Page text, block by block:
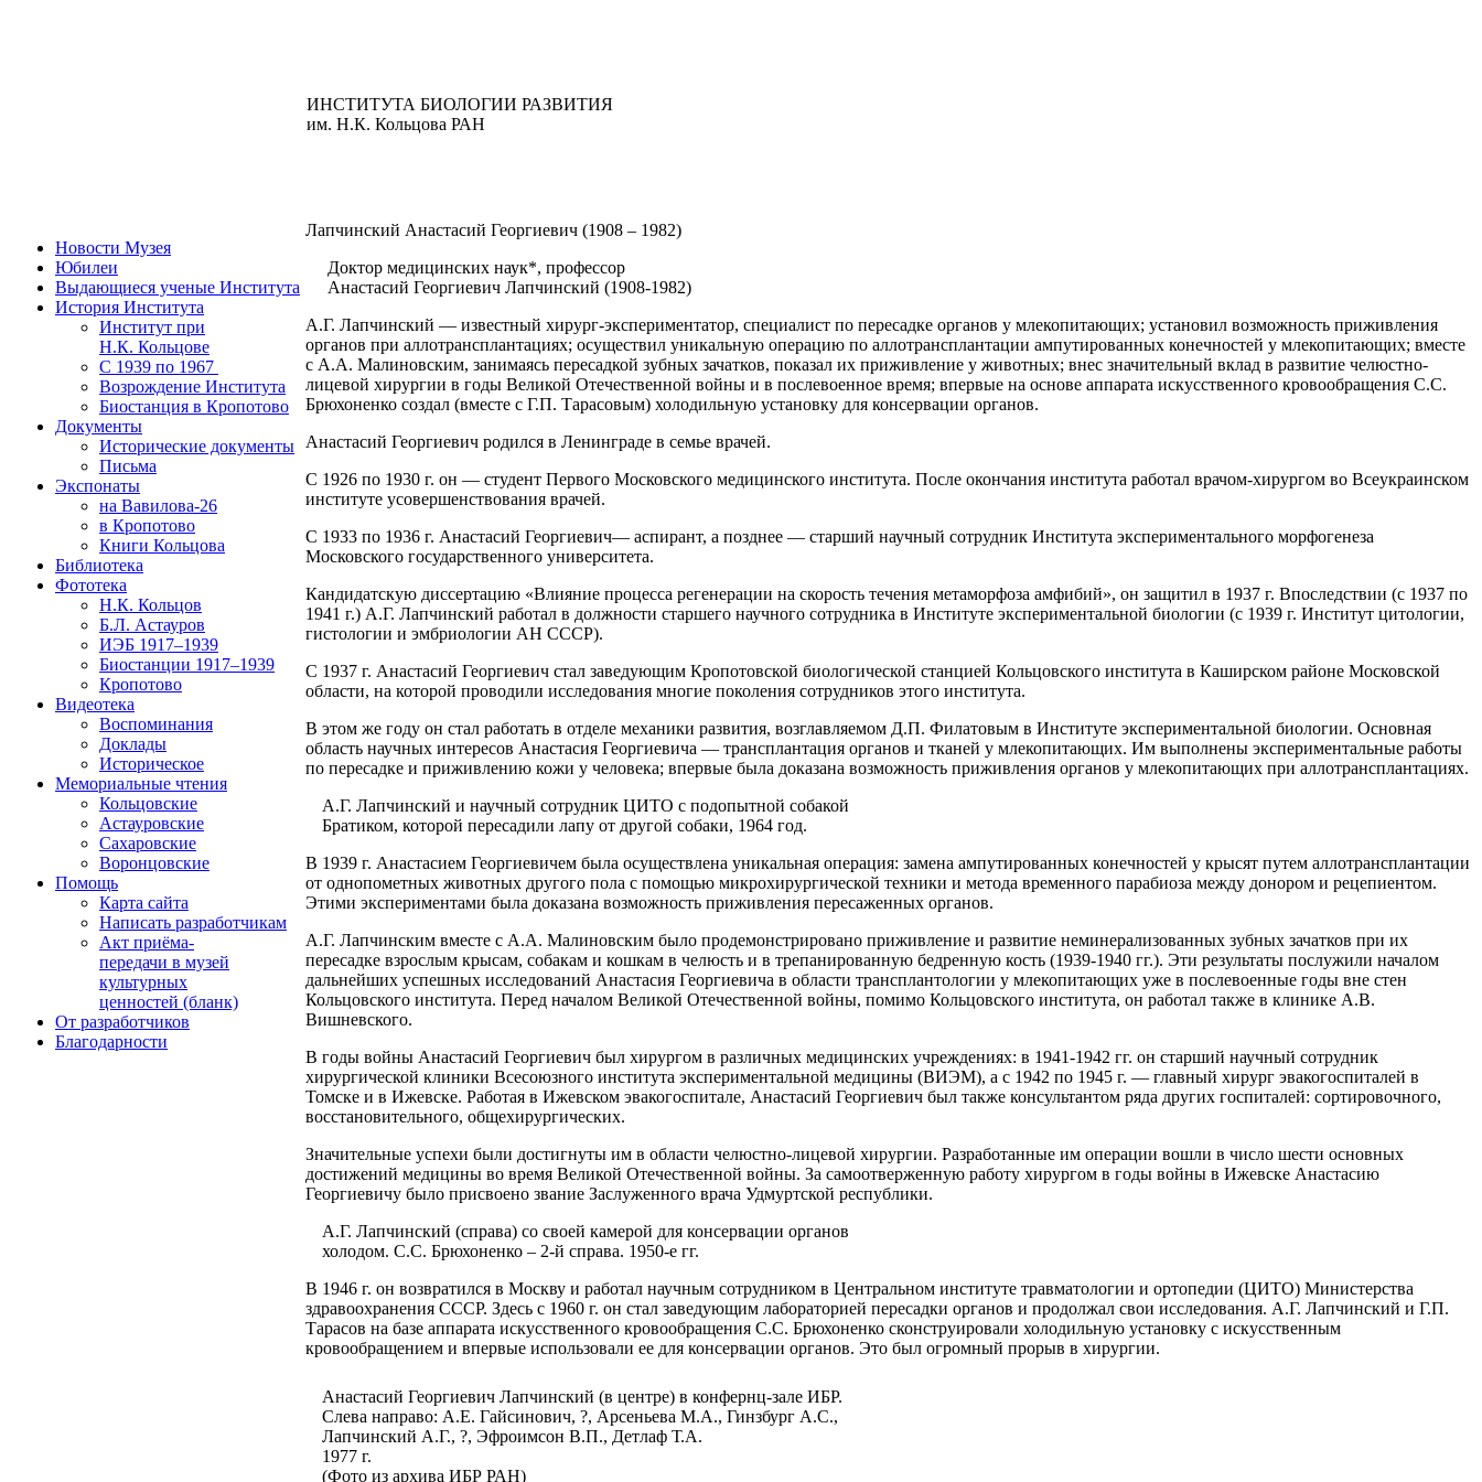
ИНСТИТУТА БИОЛОГИИ РАЗВИТИЯ
им. Н.К. Кольцова РАН
Новости Музея
Юбилеи
Выдающиеся ученые Института
История Института
Институт при
Н.К. Кольцове
C 1939 по 1967
Возрождение Института
Биостанция в Кропотово
Документы
Исторические документы
Письма
Экспонаты
на Вавилова-26
в Кропотово
Книги Кольцова
Библиотека
Фототека
Н.К. Кольцов
Б.Л. Астауров
ИЭБ 1917–1939
Биостанции 1917–1939
Кропотово
Видеотека
Воспоминания
Доклады
Историческое
Мемориальные чтения
Кольцовские
Астауровские
Сахаровские
Воронцовские
Помощь
Карта сайта
Написать разработчикам
Акт приёма-
передачи в музей
культурных
ценностей (бланк)
От разработчиков
Благодарности
Лапчинский Анастасий Георгиевич (1908 – 1982)
Доктор медицинских наук*, профессор
Анастасий Георгиевич Лапчинский (1908-1982)
А.Г. Лапчинский — известный хирург-экспериментатор, специалист по пересадке органов у млекопитающих; установил возможность приживления
органов при аллотрансплантациях; осуществил уникальную операцию по аллотрансплантации ампутированных конечностей у млекопитающих; вместе
с А.А. Малиновским, занимаясь пересадкой зубных зачатков, показал их приживление у животных; внес значительный вклад в развитие челюстно-
лицевой хирургии в годы Великой Отечественной войны и в послевоенное время; впервые на основе аппарата искусственного кровообращения С.С.
Брюхоненко создал (вместе с Г.П. Тарасовым) холодильную установку для консервации органов.
Анастасий Георгиевич родился в Ленинграде в семье врачей.
С 1926 по 1930 г. он — студент Первого Московского медицинского института. После окончания института работал врачом-хирургом во Всеукраинском
институте усовершенствования врачей.
С 1933 по 1936 г. Анастасий Георгиевич— аспирант, а позднее — старший научный сотрудник Института экспериментального морфогенеза
Московского государственного университета.
Кандидатскую диссертацию «Влияние процесса регенерации на скорость течения метаморфоза амфибий», он защитил в 1937 г. Впоследствии (с 1937 по
1941 г.) А.Г. Лапчинский работал в должности старшего научного сотрудника в Институте экспериментальной биологии (с 1939 г. Институт цитологии,
гистологии и эмбриологии АН СССР).
С 1937 г. Анастасий Георгиевич стал заведующим Кропотовской биологической станцией Кольцовского института в Каширском районе Московской
области, на которой проводили исследования многие поколения сотрудников этого института.
В этом же году он стал работать в отделе механики развития, возглавляемом Д.П. Филатовым в Институте экспериментальной биологии. Основная
область научных интересов Анастасия Георгиевича — трансплантация органов и тканей у млекопитающих. Им выполнены экспериментальные работы
по пересадке и приживлению кожи у человека; впервые была доказана возможность приживления органов у млекопитающих при аллотрансплантациях.
А.Г. Лапчинский и научный сотрудник ЦИТО с подопытной собакой
Братиком, которой пересадили лапу от другой собаки, 1964 год.
В 1939 г. Анастасием Георгиевичем была осуществлена уникальная операция: замена ампутированных конечностей у крысят путем аллотрансплантации
от однопометных животных другого пола с помощью микрохирургической техники и метода временного парабиоза между донором и рецепиентом.
Этими экспериментами была доказана возможность приживления пересаженных органов.
А.Г. Лапчинским вместе с А.А. Малиновским было продемонстрировано приживление и развитие неминерализованных зубных зачатков при их
пересадке взрослым крысам, собакам и кошкам в челюсть и в трепанированную бедренную кость (1939-1940 гг.). Эти результаты послужили началом
дальнейших успешных исследований Анастасия Георгиевича в области трансплантологии у млекопитающих уже в послевоенные годы вне стен
Кольцовского института. Перед началом Великой Отечественной войны, помимо Кольцовского института, он работал также в клинике А.В.
Вишневского.
В годы войны Анастасий Георгиевич был хирургом в различных медицинских учреждениях: в 1941-1942 гг. он старший научный сотрудник
хирургической клиники Всесоюзного института экспериментальной медицины (ВИЭМ), а с 1942 по 1945 г. — главный хирург эвакогоспиталей в
Томске и в Ижевске. Работая в Ижевском эвакогоспитале, Анастасий Георгиевич был также консультантом ряда других госпиталей: сортировочного,
восстановительного, общехирургических.
Значительные успехи были достигнуты им в области челюстно-лицевой хирургии. Разработанные им операции вошли в число шести основных
достижений медицины во время Великой Отечественной войны. За самоотверженную работу хирургом в годы войны в Ижевске Анастасию
Георгиевичу было присвоено звание Заслуженного врача Удмуртской республики.
А.Г. Лапчинский (справа) со своей камерой для консервации органов
холодом. С.С. Брюхоненко – 2-й справа. 1950-е гг.
В 1946 г. он возвратился в Москву и работал научным сотрудником в Центральном институте травматологии и ортопедии (ЦИТО) Министерства
здравоохранения СССР. Здесь с 1960 г. он стал заведующим лабораторией пересадки органов и продолжал свои исследования. А.Г. Лапчинский и Г.П.
Тарасов на базе аппарата искусственного кровообращения С.С. Брюхоненко сконструировали холодильную установку с искусственным
кровообращением и впервые использовали ее для консервации органов. Это был огромный прорыв в хирургии.
Анастасий Георгиевич Лапчинский (в центре) в конфернц-зале ИБР.
Слева направо: А.Е. Гайсинович, ?, Арсеньева М.А., Гинзбург А.С.,
Лапчинский А.Г., ?, Эфроимсон В.П., Детлаф Т.А.
1977 г.
(Фото из архива ИБР РАН)